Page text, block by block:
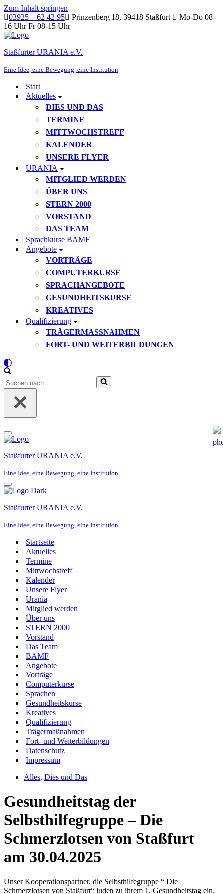
Zum Inhalt springen
03925 – 62 42 95
Prinzenberg 18, 39418 Staßfurt
Mo-Do 08-
16 Uhr Fr 08-15 Uhr
Staßfurter URANIA e.V.
Eine Idee, eine Bewegung, eine Institution
Start
Aktuelles
DIES UND DAS
TERMINE
MITTWOCHSTREFF
KALENDER
UNSERE FLYER
URANIA
MITGLIED WERDEN
ÜBER UNS
STERN 2000
VORSTAND
DAS TEAM
Sprachkurse BAMF
Angebote
VORTRÄGE
COMPUTERKURSE
SPRACHANGEBOTE
GESUNDHEITSKURSE
KREATIVES
Qualifizierung
TRÄGERMASSNAHMEN
FORT- UND WEITERBILDUNGEN
Suchen
nach …
Navigationsmenü
Staßfurter URANIA e.V.
Eine Idee, eine Bewegung, eine Institution
Navigationsmenü
Staßfurter URANIA e.V.
Eine Idee, eine Bewegung, eine Institution
Startseite
Aktuelles
Termine
Mittwochstreff
Kalender
Unsere Flyer
Urania
Mitglied werden
Über uns
STERN 2000
Vorstand
Das Team
BAMF
Angebote
Vorträge
Computerkurse
Sprachen
Gesundheitskurse
Kreatives
Qualifizierung
Trägermaßnahmen
Fort- und Weiterbildungen
Datenschutz
Impressum
Alles, Dies und Das
Gesundheitstag der
Selbsthilfegruppe – Die
Schmerzlotsen von Staßfurt
am 30.04.2025
Unser Kooperationspartner, die Selbsthilfegruppe “ Die
Schmerzlotsen von Staßfurt“ luden zu ihrem 1. Gesundheitstag ein.